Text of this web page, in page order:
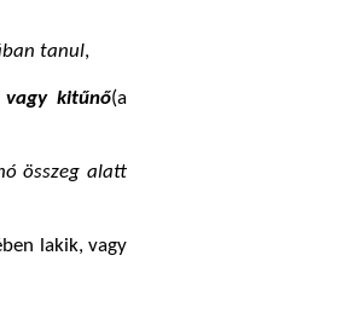
tanul,
vagy kitűnő(a
összeg alatt
lakik, vagy